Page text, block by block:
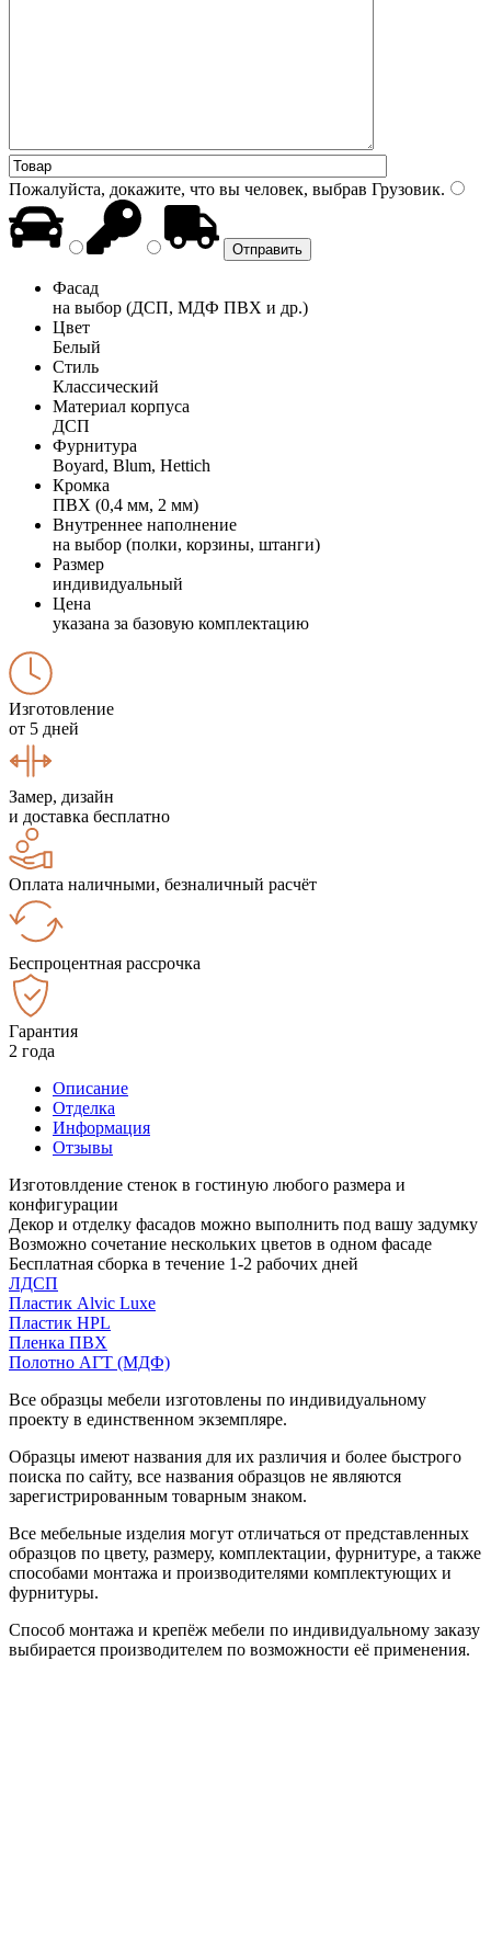
Пожалуйста, докажите, что вы человек, выбрав Грузовик.
Фасад
на выбор (ДСП, МДФ ПВХ и др.)
Цвет
Белый
Стиль
Классический
Материал корпуса
ДСП
Фурнитура
Boyard, Blum, Hettich
Кромка
ПВХ (0,4 мм, 2 мм)
Внутреннее наполнение
на выбор (полки, корзины, штанги)
Размер
индивидуальный
Цена
указана за базовую комплектацию
Изготовление
от 5 дней
Замер, дизайн
и доставка бесплатно
Оплата наличными, безналичный расчёт
Беспроцентная рассрочка
Гарантия
2 года
Описание
Отделка
Информация
Отзывы
Изготовлдение стенок в гостиную любого размера и
конфигурации
Декор и отделку фасадов можно выполнить под вашу задумку
Возможно сочетание нескольких цветов в одном фасаде
Бесплатная сборка в течение 1-2 рабочих дней
ЛДСП
Пластик Alvic Luxe
Пластик HPL
Пленка ПВХ
Полотно АГТ (МДФ)
Все образцы мебели изготовлены по индивидуальному
проекту в единственном экземпляре.
Образцы имеют названия для их различия и более быстрого
поиска по сайту, все названия образцов не являются
зарегистрированным товарным знаком.
Все мебельные изделия могут отличаться от представленных
образцов по цвету, размеру, комплектации, фурнитуре, а также
способами монтажа и производителями комплектующих и
фурнитуры.
Способ монтажа и крепёж мебели по индивидуальному заказу
выбирается производителем по возможности её применения.